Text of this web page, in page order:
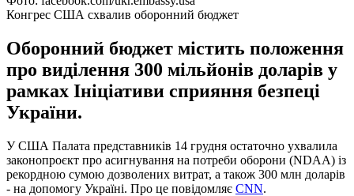
Конгрес США схвалив оборонний бюджет
Оборонний бюджет містить положення
про виділення 300 мільйонів доларів у
рамках Ініціативи сприяння безпеці
України.
У США Палата представників 14 грудня остаточно ухвалила
законопроєкт про асигнування на потреби оборони (NDAA) із
рекордною сумою дозволених витрат, а також 300 млн доларів
- на допомогу Україні. Про це повідомляє CNN.